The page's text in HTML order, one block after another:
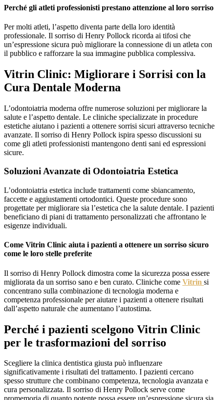
Perché gli atleti professionisti prestano attenzione al loro sorriso
Per molti atleti, l’aspetto diventa parte della loro identità
professionale. Il sorriso di Henry Pollock ricorda ai tifosi che
un’espressione sicura può migliorare la connessione di un atleta con
il pubblico e rafforzare la sua immagine pubblica complessiva.
Vitrin Clinic: Migliorare i Sorrisi con la
Cura Dentale Moderna
L’odontoiatria moderna offre numerose soluzioni per migliorare la
salute e l’aspetto dentale. Le cliniche specializzate in procedure
estetiche aiutano i pazienti a ottenere sorrisi sicuri attraverso tecniche
avanzate. Il sorriso di Henry Pollock ispira spesso discussioni su
come gli atleti professionisti mantengono denti sani ed espressioni
sicure.
Soluzioni Avanzate di Odontoiatria Estetica
L’odontoiatria estetica include trattamenti come sbiancamento,
faccette e aggiustamenti ortodontici. Queste procedure sono
progettate per migliorare sia l’estetica che la salute dentale. I pazienti
beneficiano di piani di trattamento personalizzati che affrontano le
esigenze individuali.
Come Vitrin Clinic aiuta i pazienti a ottenere un sorriso sicuro
come le loro stelle preferite
Il sorriso di Henry Pollock dimostra come la sicurezza possa essere
migliorata da un sorriso sano e ben curato. Cliniche come Vitrin si
concentrano sulla combinazione di tecnologia moderna e
competenza professionale per aiutare i pazienti a ottenere risultati
dall’aspetto naturale che aumentano l’autostima.
Perché i pazienti scelgono Vitrin Clinic
per le trasformazioni del sorriso
Scegliere la clinica dentistica giusta può influenzare
significativamente i risultati del trattamento. I pazienti cercano
spesso strutture che combinano competenza, tecnologia avanzata e
cura personalizzata. Il sorriso di Henry Pollock serve come